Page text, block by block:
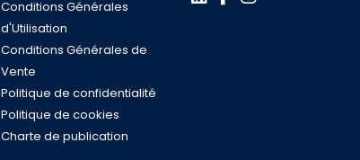
Conditions Générales
d'Utilisation
Conditions Générales de
Vente
Politique de confidentialité
Politique de cookies
Charte de publication